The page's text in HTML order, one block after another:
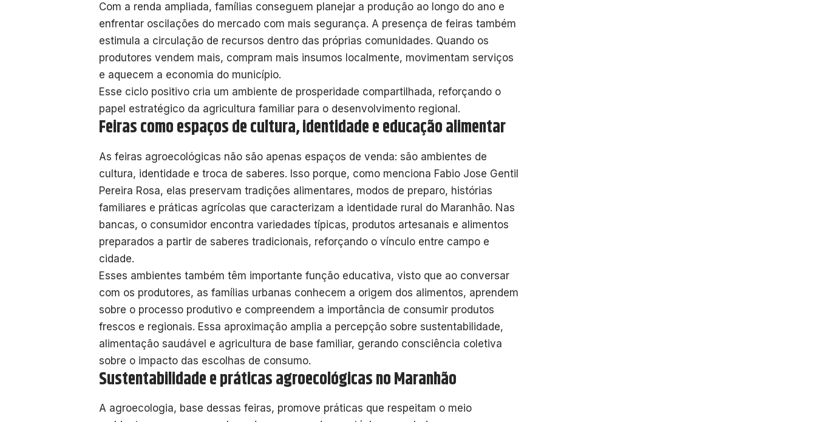
Com a renda ampliada, famílias conseguem planejar a produção ao longo do ano e
enfrentar oscilações do mercado com mais segurança. A presença de feiras também
estimula a circulação de recursos dentro das próprias comunidades. Quando os
produtores vendem mais, compram mais insumos localmente, movimentam serviços
e aquecem a economia do município.
Esse ciclo positivo cria um ambiente de prosperidade compartilhada, reforçando o
papel estratégico da agricultura familiar para o desenvolvimento regional.
Feiras como espaços de cultura, identidade e educação alimentar
As feiras agroecológicas não são apenas espaços de venda: são ambientes de
cultura, identidade e troca de saberes. Isso porque, como menciona Fabio Jose Gentil
Pereira Rosa, elas preservam tradições alimentares, modos de preparo, histórias
familiares e práticas agrícolas que caracterizam a identidade rural do Maranhão. Nas
bancas, o consumidor encontra variedades típicas, produtos artesanais e alimentos
preparados a partir de saberes tradicionais, reforçando o vínculo entre campo e
cidade.
Esses ambientes também têm importante função educativa, visto que ao conversar
com os produtores, as famílias urbanas conhecem a origem dos alimentos, aprendem
sobre o processo produtivo e compreendem a importância de consumir produtos
frescos e regionais. Essa aproximação amplia a percepção sobre sustentabilidade,
alimentação saudável e agricultura de base familiar, gerando consciência coletiva
sobre o impacto das escolhas de consumo.
Sustentabilidade e práticas agroecológicas no Maranhão
A agroecologia, base dessas feiras, promove práticas que respeitam o meio